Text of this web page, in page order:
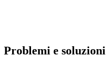
Problemi e